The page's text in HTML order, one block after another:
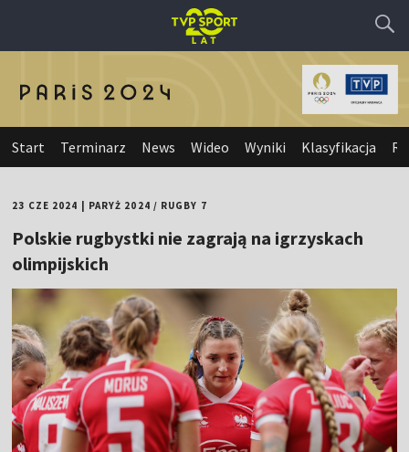
Start Terminarz News Wideo Wyniki Klasyfikacja
23 CZE 2024 PARYŻ 2024 / RUGBY 7
Polskie rugbystki nie zagrają na igrzyskach
olimpijskich